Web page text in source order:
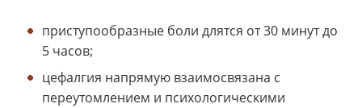
приступообразные боли длятся от 30 минут до
5 часов;
цефалгия напрямую взаимосвязана с
переутомлением и психологическими